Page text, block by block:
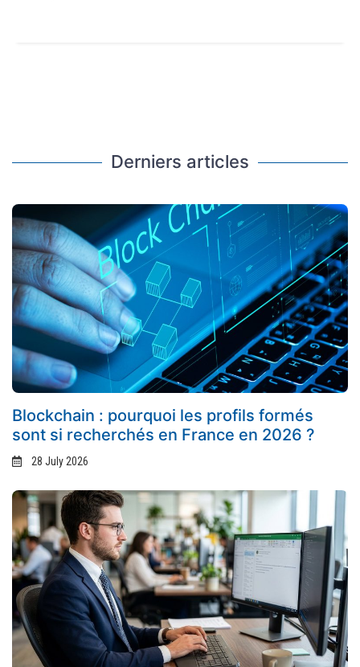
Derniers articles
Blockchain : pourquoi les profils formés
sont si recherchés en France en 2026 ?
28 July 2026